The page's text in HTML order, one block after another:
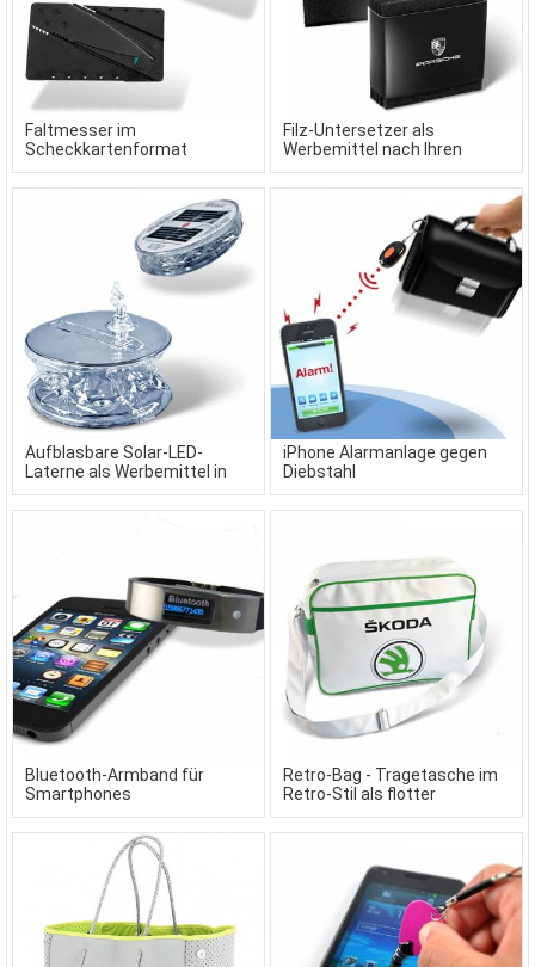
Faltmesser im
Scheckkartenformat
Filz-Untersetzer als
Werbemittel nach Ihren
Wünschen
Aufblasbare Solar-LED-
Laterne als Werbemittel in
Sonderanfertigung
iPhone Alarmanlage gegen
Diebstahl
Bluetooth-Armband für
Smartphones
Retro-Bag - Tragetasche im
Retro-Stil als flotter
Werbeartikel